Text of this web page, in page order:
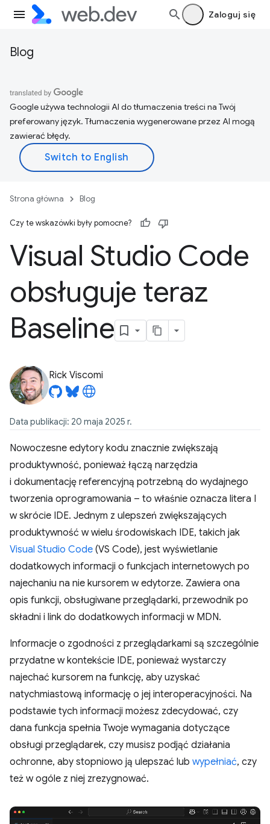
Zaloguj się
Blog
Google używa technologii AI do tłumaczenia treści na Twój
preferowany język. Tłumaczenia wygenerowane przez AI mogą
zawierać błędy.
Strona główna Blog
Czy te wskazówki były pomocne?
Visual Studio Code
obsługuje teraz
Baseline
Rick Viscomi
Data publikacji: 20 maja 2025 r.
Nowoczesne edytory kodu znacznie zwiększają
produktywność, ponieważ łączą narzędzia
i dokumentację referencyjną potrzebną do wydajnego
tworzenia oprogramowania – to właśnie oznacza litera I
w skrócie IDE. Jednym z ulepszeń zwiększających
produktywność w wielu środowiskach IDE, takich jak
Visual Studio Code (VS Code), jest wyświetlanie
dodatkowych informacji o funkcjach internetowych po
najechaniu na nie kursorem w edytorze. Zawiera ona
opis funkcji, obsługiwane przeglądarki, przewodnik po
składni i link do dodatkowych informacji w MDN.
Informacje o zgodności z przeglądarkami są szczególnie
przydatne w kontekście IDE, ponieważ wystarczy
najechać kursorem na funkcję, aby uzyskać
natychmiastową informację o jej interoperacyjności. Na
podstawie tych informacji możesz zdecydować, czy
dana funkcja spełnia Twoje wymagania dotyczące
obsługi przeglądarek, czy musisz podjąć działania
ochronne, aby stopniowo ją ulepszać lub wypełniać, czy
też w ogóle z niej zrezygnować.